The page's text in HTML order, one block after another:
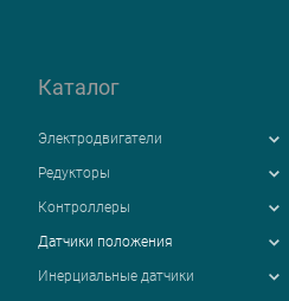
Каталог
Электродвигатели
Редукторы
Контроллеры
Датчики положения
Инерциальные датчики